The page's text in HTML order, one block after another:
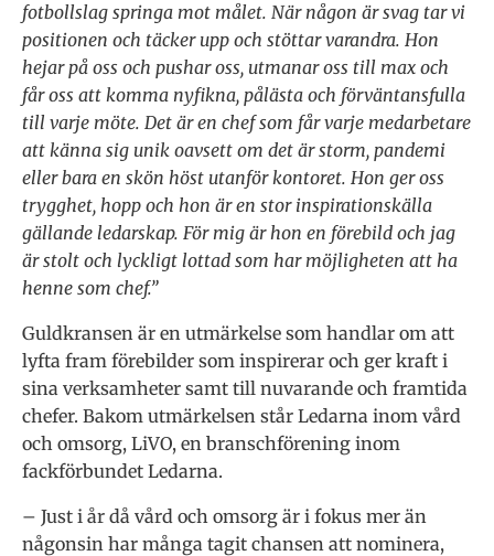
fotbollslag springa mot målet. När någon är svag tar vi
positionen och täcker upp och stöttar varandra. Hon
hejar på oss och pushar oss, utmanar oss till max och
får oss att komma nyfikna, pålästa och förväntansfulla
till varje möte. Det är en chef som får varje medarbetare
att känna sig unik oavsett om det är storm, pandemi
eller bara en skön höst utanför kontoret. Hon ger oss
trygghet, hopp och hon är en stor inspirationskälla
gällande ledarskap. För mig är hon en förebild och jag
är stolt och lyckligt lottad som har möjligheten att ha
henne som chef.”
Guldkransen är en utmärkelse som handlar om att
lyfta fram förebilder som inspirerar och ger kraft i
sina verksamheter samt till nuvarande och framtida
chefer. Bakom utmärkelsen står Ledarna inom vård
och omsorg, LiVO, en branschförening inom
fackförbundet Ledarna.
– Just i år då vård och omsorg är i fokus mer än
någonsin har många tagit chansen att nominera,